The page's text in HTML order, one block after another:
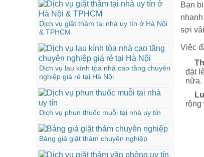
Dịch vụ giặt thảm tại nhà uy tín ở Hà Nội
& TPHCM
Dịch vụ lau kính tòa nhà cao tầng chuyên
nghiệp giá rẻ tại Hà Nội
Dịch vụ phun thuốc muỗi tại nhà uy tín
Bảng giá giặt thảm chuyên nghiệp
Bạn
sợi
Việc
đặt
nữa.
rộng